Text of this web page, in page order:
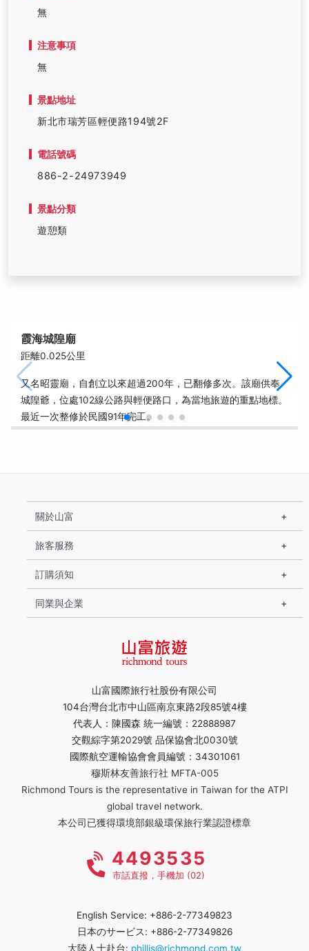
無
注意事項
無
景點地址
新北市瑞芳區輕便路194號2F
電話號碼
886-2-24973949
景點分類
遊憩類
霞海城隍廟
距離0.025公里
又名昭靈廟，自創立以來超過200年，已翻修多次。該廟供奉
城隍爺，位處102線公路與輕便路口，為當地旅遊的重點地標。
最近一次整修於民國91年完工。
山富國際旅行社股份有限公司
104台灣台北市中山區南京東路2段85號4樓
代表人：陳國森 統一編號：22888987
交觀綜字第2029號 品保協會北0030號
國際航空運輸協會會員編號：34301061
穆斯林友善旅行社 MFTA-005
Richmond Tours is the representative in Taiwan for the ATPI
global travel network.
本公司已獲得環境部銀級環保旅行業認證標章
關於山富
旅客服務
訂購須知
同業與企業
4493535
市話直撥，手機加 (02)
English Service: +886-2-77349823
日本のサービス: +886-2-77349826
大陸人士赴台: phillis@richmond.com.tw